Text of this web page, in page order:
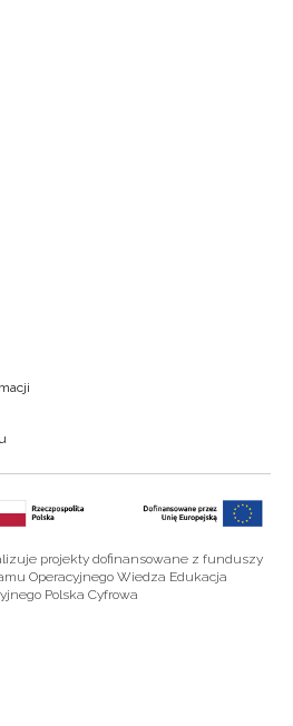
projekty dofinansowane z funduszy
Operacyjnego Wiedza Edukacja
Polska Cyfrowa